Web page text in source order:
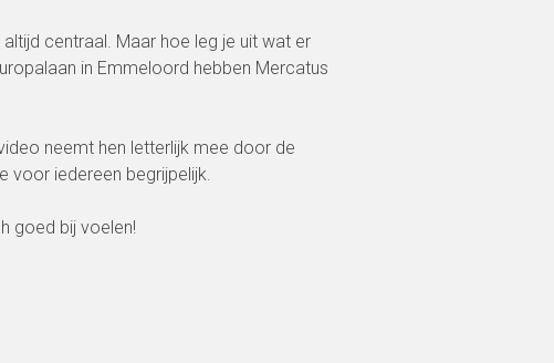
centraal. Maar hoe leg je uit wat er
in Emmeloord hebben Mercatus
neemt hen letterlijk mee door de
voor iedereen begrijpelijk.
goed bij voelen!